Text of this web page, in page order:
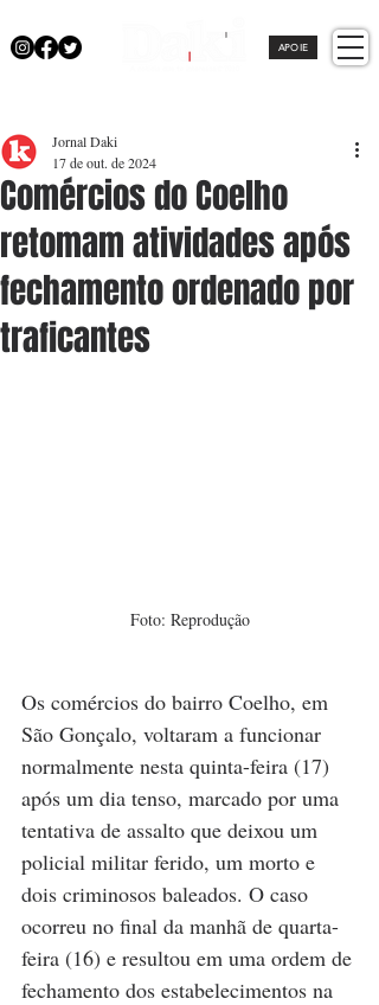
APOIE
Comércios do Coelho
retomam atividades após
fechamento ordenado por
traficantes
Jornal Daki
17 de out. de 2024
Foto: Reprodução
Os comércios do bairro Coelho, em
São Gonçalo, voltaram a funcionar
normalmente nesta quinta-feira (17)
após um dia tenso, marcado por uma
tentativa de assalto que deixou um
policial militar ferido, um morto e
dois criminosos baleados. O caso
ocorreu no final da manhã de quarta-
feira (16) e resultou em uma ordem de
fechamento dos estabelecimentos na